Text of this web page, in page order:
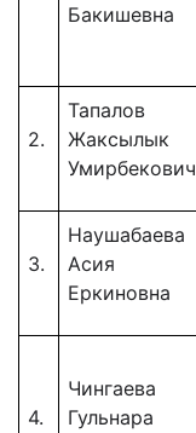
Бакишевна
2.
Тапалов
Жаксылык
Умирбекович
3.
Наушабаева
Асия
Еркиновна
4.
Чингаева
Гульнара